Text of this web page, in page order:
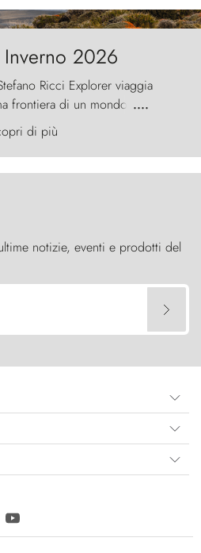
2026
Ricci Explorer viaggia
frontiera di un mondo
scolpisce la natura con
Torres del Paine sfidano il
di pietra.
....
di più
notizie, eventi e prodotti del